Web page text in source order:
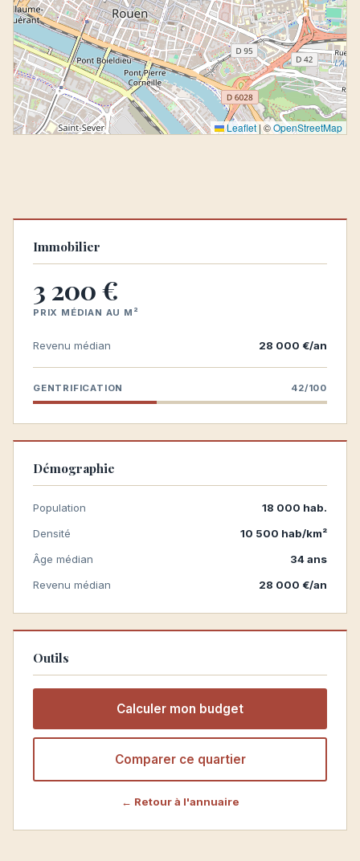
Leaflet | ©OpenStreetMap
Immobilier
3 200 €
PRIX MÉDIAN AU M²
Revenu médian 28 000 €/an
GENTRIFICATION 42/100
Démographie
Population
18 000 hab.
Densité
10 500 hab/km²
Âge médian
34 ans
Revenu médian
28 000 €/an
Outils
Calculer mon budget
Comparer ce quartier
← Retour à l'annuaire